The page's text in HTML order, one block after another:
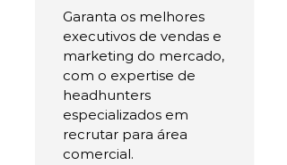
Garanta os melhores
executivos de vendas e
marketing do mercado,
com o expertise de
headhunters
especializados em
recrutar para área
comercial.